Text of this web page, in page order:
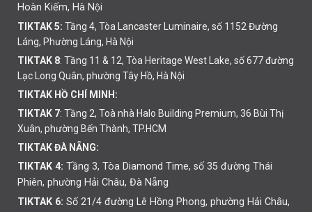
Hoàn Kiếm, Hà Nội
TIKTAK 5: Tầng 4, Tòa Lancaster Luminaire, số 1152 Đường
Láng, Phường Láng, Hà Nội
TIKTAK 8: Tầng 11 & 12, Tòa Heritage West Lake, số 677 đường
Lạc Long Quân, phường Tây Hồ, Hà Nội
TIKTAK HỒ CHÍ MINH:
TIKTAK 7: Tầng 2, Toà nhà Halo Building Premium, 36 Bùi Thị
Xuân, phường Bến Thành, TP.HCM
TIKTAK ĐÀ NẴNG:
TIKTAK 4: Tầng 3, Tòa Diamond Time, số 35 đường Thái
Phiên, phường Hải Châu, Đà Nẵng
TIKTAK 6: Số 21/4 đường Lê Hồng Phong, phường Hải Châu,